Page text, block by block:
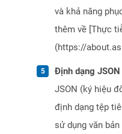
và khả năng
thêm về [Thực
(https://
Định dạng
JSON (ký hiệu
định dạng tệp
sử dụng văn